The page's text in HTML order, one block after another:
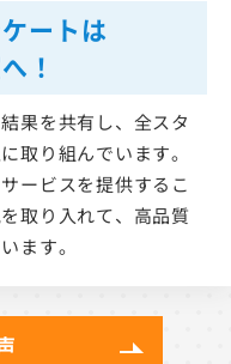
ートは
！
果を共有し、全スタ
取り組んでいます。
ービスを提供するこ
取り入れて、高品質
ます。